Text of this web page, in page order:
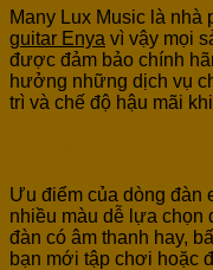
Many Lux Music là nhà
guitar Enya vì vậy mọi
được đảm bảo chính
hưởng những dịch vụ
trì và chế độ hậu mãi
Ưu điểm của dòng đàn
nhiều màu dễ lựa chọn
đàn có âm thanh hay,
bạn mới tập chơi hoặc